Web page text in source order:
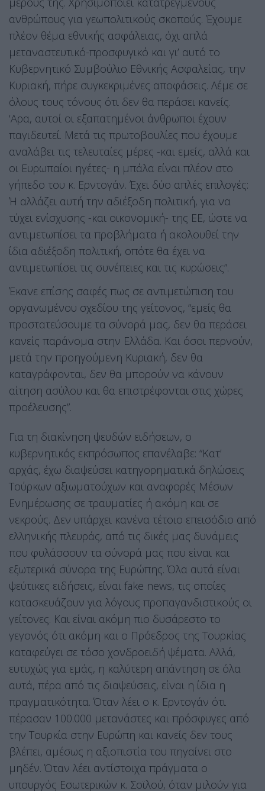
ανθρώπους για γεωπολιτικούς σκοπούς. Έχουμε
πλέον θέμα εθνικής ασφάλειας, όχι απλά
μεταναστευτικό-προσφυγικό και γι’ αυτό το
Κυβερνητικό Συμβούλιο Εθνικής Ασφαλείας, την
Κυριακή, πήρε συγκεκριμένες αποφάσεις. Λέμε σε
όλους τους τόνους ότι δεν θα περάσει κανείς.
‘Αρα, αυτοί οι εξαπατημένοι άνθρωποι έχουν
παγιδευτεί. Μετά τις πρωτοβουλίες που έχουμε
αναλάβει τις τελευταίες μέρες -και εμείς, αλλά και
οι Ευρωπαίοι ηγέτες- η μπάλα είναι πλέον στο
γήπεδο του κ. Ερντογάν. Έχει δύο απλές επιλογές:
Ή αλλάζει αυτή την αδιέξοδη πολιτική, για να
τύχει ενίσχυσης -και οικονομική- της ΕΕ, ώστε να
αντιμετωπίσει τα προβλήματα ή ακολουθεί την
ίδια αδιέξοδη πολιτική, οπότε θα έχει να
αντιμετωπίσει τις συνέπειες και τις κυρώσεις”.
Έκανε επίσης σαφές πως σε αντιμετώπιση του
οργανωμένου σχεδίου της γείτονος, “εμείς θα
προστατεύσουμε τα σύνορά μας, δεν θα περάσει
κανείς παράνομα στην Ελλάδα. Και όσοι περνούν,
μετά την προηγούμενη Κυριακή, δεν θα
καταγράφονται, δεν θα μπορούν να κάνουν
αίτηση ασύλου και θα επιστρέφονται στις χώρες
προέλευσης”.
Για τη διακίνηση ψευδών ειδήσεων, ο
κυβερνητικός εκπρόσωπος επανέλαβε: “Κατ’
αρχάς, έχω διαψεύσει κατηγορηματικά δηλώσεις
Τούρκων αξιωματούχων και αναφορές Μέσων
Ενημέρωσης σε τραυματίες ή ακόμη και σε
νεκρούς. Δεν υπάρχει κανένα τέτοιο επεισόδιο από
ελληνικής πλευράς, από τις δικές μας δυνάμεις
που φυλάσσουν τα σύνορά μας που είναι και
εξωτερικά σύνορα της Ευρώπης. Όλα αυτά είναι
ψεύτικες ειδήσεις, είναι fake news, τις οποίες
κατασκευάζουν για λόγους προπαγανδιστικούς οι
γείτονες. Και είναι ακόμη πιο δυσάρεστο το
γεγονός ότι ακόμη και ο Πρόεδρος της Τουρκίας
καταφεύγει σε τόσο χονδροειδή ψέματα. Αλλά,
ευτυχώς για εμάς, η καλύτερη απάντηση σε όλα
αυτά, πέρα από τις διαψεύσεις, είναι η ίδια η
πραγματικότητα. Όταν λέει ο κ. Ερντογάν ότι
πέρασαν 100.000 μετανάστες και πρόσφυγες από
την Τουρκία στην Ευρώπη και κανείς δεν τους
βλέπει, αμέσως η αξιοπιστία του πηγαίνει στο
μηδέν. Όταν λέει αντίστοιχα πράγματα ο
υπουργός Εσωτερικών κ. Σοϊλού, όταν μιλούν για